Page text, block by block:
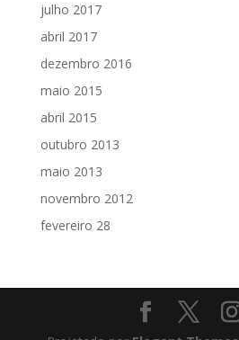
julho 2017
abril 2017
dezembro 2016
maio 2015
abril 2015
outubro 2013
maio 2013
novembro 2012
fevereiro 28